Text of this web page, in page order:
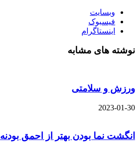
وبسایت
فیسبوک
اینستاگرام
نوشته های مشابه
ورزش و سلامتی
2023-01-30
انگشت نما بودن بهتر از احمق بودنه